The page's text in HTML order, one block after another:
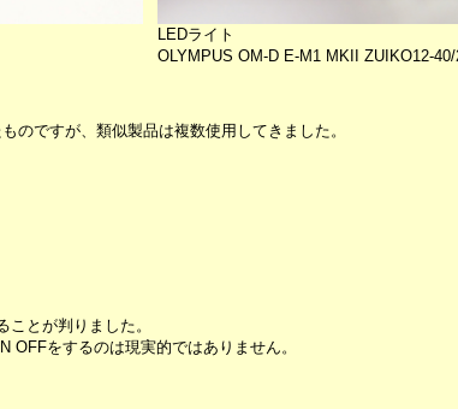
LEDライト
OLYMPUS OM-D E-M1 MKII ZUIKO12-
のですが、類似製品は複数使用してきました。
とが判りました。
OFFをするのは現実的ではありません。